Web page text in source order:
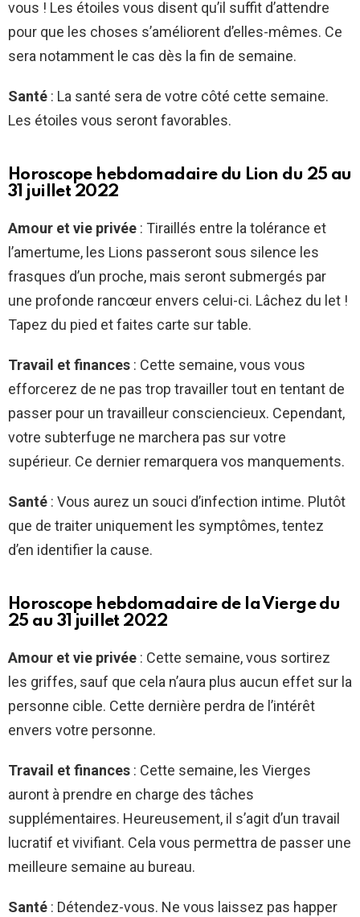
vous ! Les étoiles vous disent qu’il suffit d’attendre
pour que les choses s’améliorent d’elles-mêmes. Ce
sera notamment le cas dès la fin de semaine.
Santé : La santé sera de votre côté cette semaine.
Les étoiles vous seront favorables.
Horoscope hebdomadaire du Lion du 25 au
31 juillet 2022
Amour et vie privée : Tiraillés entre la tolérance et
l’amertume, les Lions passeront sous silence les
frasques d’un proche, mais seront submergés par
une profonde rancœur envers celui-ci. Lâchez du let !
Tapez du pied et faites carte sur table.
Travail et finances : Cette semaine, vous vous
efforcerez de ne pas trop travailler tout en tentant de
passer pour un travailleur consciencieux. Cependant,
votre subterfuge ne marchera pas sur votre
supérieur. Ce dernier remarquera vos manquements.
Santé : Vous aurez un souci d’infection intime. Plutôt
que de traiter uniquement les symptômes, tentez
d’en identifier la cause.
Horoscope hebdomadaire de la Vierge du
25 au 31 juillet 2022
Amour et vie privée : Cette semaine, vous sortirez
les griffes, sauf que cela n’aura plus aucun effet sur la
personne cible. Cette dernière perdra de l’intérêt
envers votre personne.
Travail et finances : Cette semaine, les Vierges
auront à prendre en charge des tâches
supplémentaires. Heureusement, il s’agit d’un travail
lucratif et vivifiant. Cela vous permettra de passer une
meilleure semaine au bureau.
Santé : Détendez-vous. Ne vous laissez pas happer